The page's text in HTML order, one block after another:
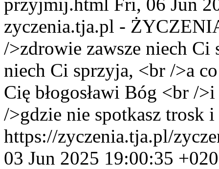
zyczenia.tja.pl -
/>zdrowie zawsze niech Ci
niech Ci sprzyja, <br />a
Cię błogosławi Bóg <br /
/>gdzie nie spotkasz trosk
https://zyczenia.tja.pl/
03 Jun 2025 19:00:35